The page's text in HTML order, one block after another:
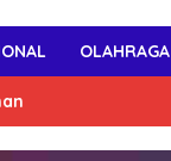
OLAHRAGA